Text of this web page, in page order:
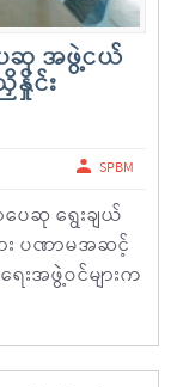
ေဆု အဖွဲ့ငယ်
နှိုင်း
SPBM
ေဆု ရွေးချယ်
း ပဏာမအဆင့်
းအဖွဲ့ဝင်များက